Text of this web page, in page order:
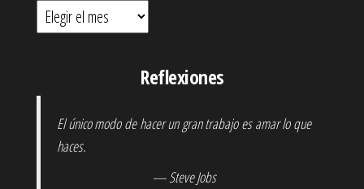
Hemeroteca
Reflexiones
El único modo de hacer un gran trabajo es amar lo que
haces.
— Steve Jobs